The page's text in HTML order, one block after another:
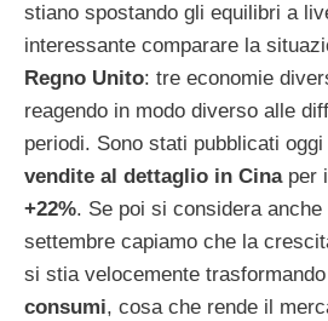
stiano spostando gli equilibri a
interessante comparare la
Regno Unito: tre economie
reagendo in modo diverso alle
periodi. Sono stati pubblicati
vendite al dettaglio in Cina per
+22%. Se poi si considera
settembre capiamo che la
si stia velocemente
consumi, cosa che rende il